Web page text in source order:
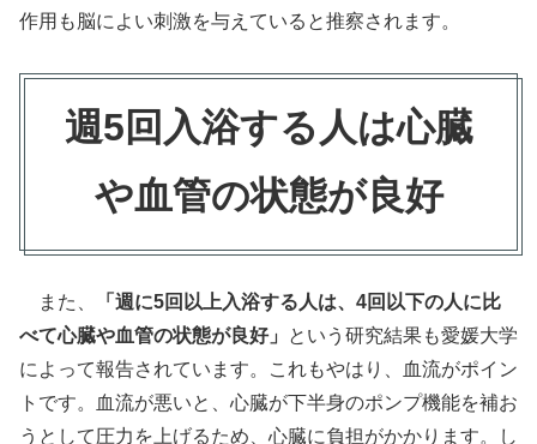
作用も脳によい刺激を与えていると推察されます。
週5回入浴する人は心臓
や血管の状態が良好
また、
「週に5回以上入浴する人は、4回以下の人に比
べて心臓や血管の状態が良好」
という研究結果も愛媛大学
によって報告されています。これもやはり、血流がポイン
トです。血流が悪いと、心臓が下半身のポンプ機能を補お
うとして圧力を上げるため、心臓に負担がかかります。し